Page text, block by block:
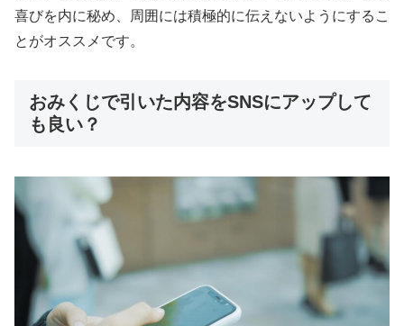
喜びを内に秘め、周囲には積極的に伝えないようにするこ
とがオススメです。
おみくじで引いた内容をSNSにアップして
も良い？